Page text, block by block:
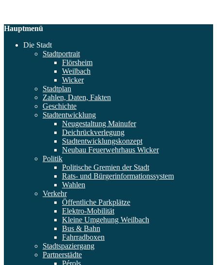
Hauptmenü
Die Stadt
Stadtportrait
Flörsheim
Weilbach
Wicker
Stadtplan
Zahlen, Daten, Fakten
Geschichte
Stadtentwicklung
Neugestaltung Mainufer
Deichrückverlegung
Stadtentwicklungskonzept
Neubau Feuerwehrhaus Wicker
Politik
Politische Gremien der Stadt
Rats- und Bürgerinformationssystem
Wahlen
Verkehr
Öffentliche Parkplätze
Elektro-Mobilität
Kleine Umgehung Weilbach
Bus & Bahn
Fahrradboxen
Stadtspaziergang
Partnerstädte
Pérols